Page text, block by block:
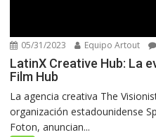
05/31/2023 Equipo Artout
LatinX Creative Hub: La
Film Hub
La agencia creativa The
organización estadounidense
Foton, anuncian...